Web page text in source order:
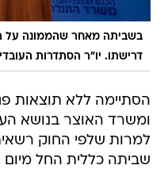
בשביתה מאחר שהממונה על
דרישתו. יו"ר הסתדרות
הסתיימה ללא תוצאות
ומשרד האוצר בנושא
למרות שלפי החוק
שביתה כללית החל מיום